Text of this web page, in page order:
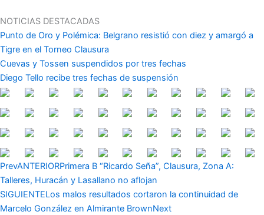
al
contenido
NOTICIAS DESTACADAS
Punto de Oro y Polémica: Belgrano resistió con diez y amargó a
Tigre en el Torneo Clausura
Cuevas y Tossen suspendidos por tres fechas
Diego Tello recibe tres fechas de suspensión
PrevANTERIORPrimera B “Ricardo Seña”, Clausura, Zona A:
Talleres, Huracán y Lasallano no aflojan
SIGUIENTELos malos resultados cortaron la continuidad de
Marcelo González en Almirante BrownNext